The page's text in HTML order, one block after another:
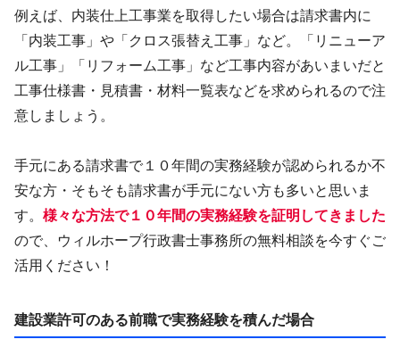
例えば、内装仕上工事業を取得したい場合は請求書内に
「内装工事」や「クロス張替え工事」など。「リニューア
ル工事」「リフォーム工事」など工事内容があいまいだと
工事仕様書・見積書・材料一覧表などを求められるので注
意しましょう。
手元にある請求書で１０年間の実務経験が認められるか不
安な方・そもそも請求書が手元にない方も多いと思いま
す。 様々な方法で１０年間の実務経験を証明してきました
ので、ウィルホープ行政書士事務所の無料相談を今すぐご
活用ください！
建設業許可のある前職で実務経験を積んだ場合